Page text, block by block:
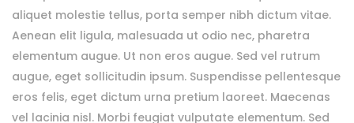
aliquet molestie tellus, porta semper nibh dictum vitae.
Aenean elit ligula, malesuada ut odio nec, pharetra
elementum augue. Ut non eros augue. Sed vel rutrum
augue, eget sollicitudin ipsum. Suspendisse pellentesque
eros felis, eget dictum urna pretium laoreet. Maecenas
vel lacinia nisl. Morbi feugiat vulputate elementum. Sed